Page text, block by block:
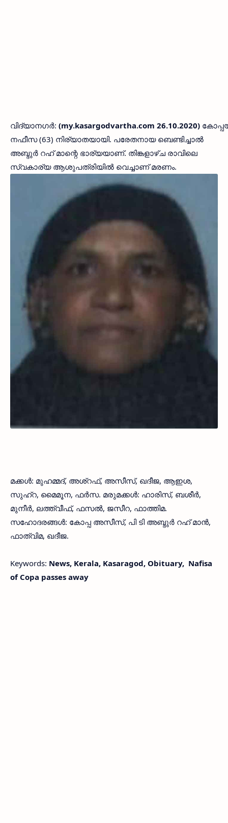
വിദ്യാനഗര്‍: (my.kasargodvartha.com 26.10.2020)
നഫീസ (63) നിര്യാതയായി. പരേതനായ ബെണ്ടിച്ചാല്‍
അബ്ദുര്‍ റഹ് മാന്റെ ഭാര്യയാണ്. തിങ്കളാഴ്ച രാവിലെ
സ്വകാര്യ ആശുപത്രിയില്‍ വെച്ചാണ് മരണം.
മക്കള്‍: മുഹമ്മദ്, അശ്‌റഫ്, അസീസ്, ഖദീജ, ആഇശ,
സുഹ്‌റ, മൈമൂന, ഫര്‍സ. മരുമക്കള്‍: ഹാരിസ്, ബശീര്‍,
മുനീര്‍, ലത്ത്വീഫ്, ഫസല്‍, ജസീറ, ഫാത്തിമ.
സഹോദരങ്ങള്‍: കോപ്പ അസീസ്, പി ടി അബ്ദുര്‍ റഹ് മാന്‍,
ഫാത്വിമ, ഖദീജ.
Keywords: News, Kerala, Kasaragod, Obituary, Nafisa
of Copa passes away